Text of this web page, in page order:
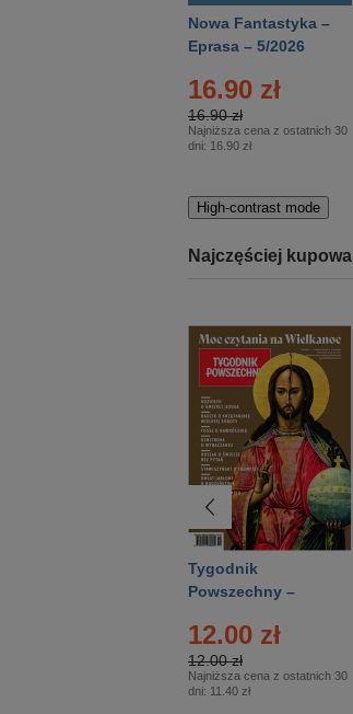
Nowa Fantastyka –
Eprasa – 5/2026
16.90 zł
16.90 zł
Najniższa cena z ostatnich 30
dni: 16.90 zł
High-contrast mode
Najczęściej
Tygodnik
Powszechny –
12.00 zł
12.00 zł
Najniższa cena z ostatnich 30
dni: 11.40 zł